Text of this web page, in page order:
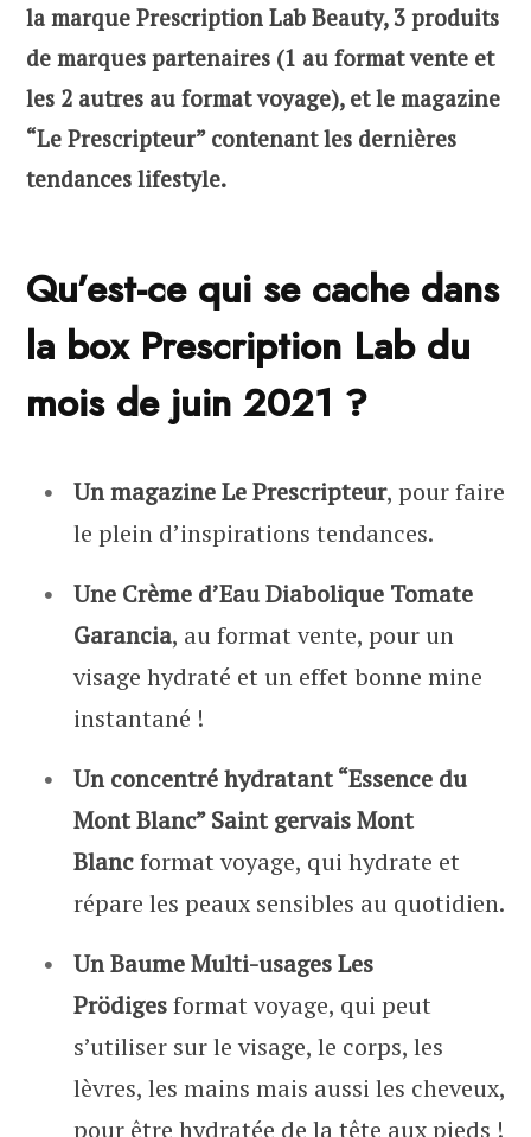
la marque Prescription Lab Beauty, 3 produits
de marques partenaires (1 au format vente et
les 2 autres au format voyage), et le magazine
“Le Prescripteur” contenant les dernières
tendances lifestyle.
Qu’est-ce qui se cache dans
la box Prescription Lab du
mois de juin 2021 ?
Un magazine Le Prescripteur, pour faire
le plein d’inspirations tendances.
Une Crème d’Eau Diabolique Tomate
Garancia, au format vente, pour un
visage hydraté et un effet bonne mine
instantané !
Un concentré hydratant “Essence du
Mont Blanc” Saint gervais Mont
Blancformat voyage, qui hydrate et
répare les peaux sensibles au quotidien.
Un Baume Multi-usages Les
Prödigesformat voyage, qui peut
s’utiliser sur le visage, le corps, les
lèvres, les mains mais aussi les cheveux,
pour être hydratée de la tête aux pieds !